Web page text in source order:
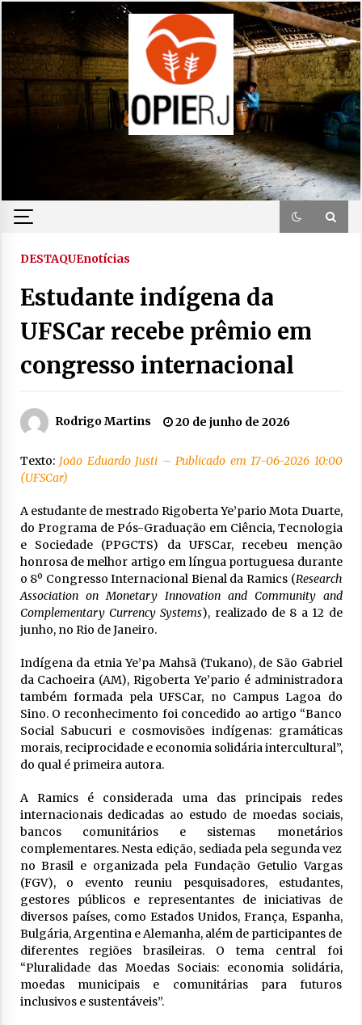
to
content
DESTAQUEnotícias
Estudante indígena da
UFSCar recebe prêmio em
congresso internacional
Rodrigo Martins 20 de junho de 2026
Texto: João Eduardo Justi – Publicado em 17-06-2026 10:00
(UFSCar)
A estudante de mestrado Rigoberta Ye’pario Mota Duarte,
do Programa de Pós-Graduação em Ciência, Tecnologia
e Sociedade (PPGCTS) da UFSCar, recebeu menção
honrosa de melhor artigo em língua portuguesa durante
o 8º Congresso Internacional Bienal da Ramics (Research
Association on Monetary Innovation and Community and
Complementary Currency Systems), realizado de 8 a 12 de
junho, no Rio de Janeiro.
Indígena da etnia Ye’pa Mahsã (Tukano), de São Gabriel
da Cachoeira (AM), Rigoberta Ye’pario é administradora
também formada pela UFSCar, no Campus Lagoa do
Sino. O reconhecimento foi concedido ao artigo “Banco
Social Sabucuri e cosmovisões indígenas: gramáticas
morais, reciprocidade e economia solidária intercultural”,
do qual é primeira autora.
A Ramics é considerada uma das principais redes
internacionais dedicadas ao estudo de moedas sociais,
bancos comunitários e sistemas monetários
complementares. Nesta edição, sediada pela segunda vez
no Brasil e organizada pela Fundação Getulio Vargas
(FGV), o evento reuniu pesquisadores, estudantes,
gestores públicos e representantes de iniciativas de
diversos países, como Estados Unidos, França, Espanha,
Bulgária, Argentina e Alemanha, além de participantes de
diferentes regiões brasileiras. O tema central foi
“Pluralidade das Moedas Sociais: economia solidária,
moedas municipais e comunitárias para futuros
inclusivos e sustentáveis”.